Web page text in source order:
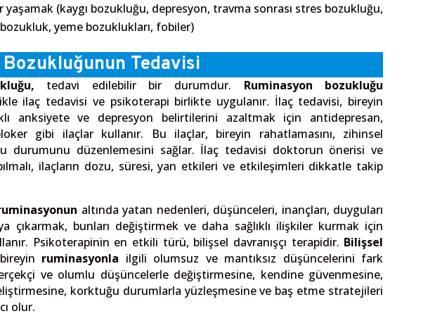
yaşamak (kaygı bozukluğu, depresyon, travma sonrası stres bozukluğu,
yeme bozuklukları, fobiler)
Tedavisi
tedavi edilebilir bir durumdur. Ruminasyon bozukluğu
ilaç tedavisi ve psikoterapi birlikte uygulanır. İlaç tedavisi, bireyin
anksiyete ve depresyon belirtilerini azaltmak için antidepresan,
gibi ilaçlar kullanır. Bu ilaçlar, bireyin rahatlamasını, zihinsel
durumunu düzenlemesini sağlar. İlaç tedavisi doktorun önerisi ve
ilaçların dozu, süresi, yan etkileri ve etkileşimleri dikkatle takip
altında yatan nedenleri, düşünceleri, inançları, duyguları
çıkarmak, bunları değiştirmek ve daha sağlıklı ilişkiler kurmak için
Psikoterapinin en etkili türü, bilişsel davranışçı terapidir. Bilişsel
ruminasyonla ilgili olumsuz ve mantıksız düşüncelerini fark
ve olumlu düşüncelerle değiştirmesine, kendine güvenmesine,
korktuğu durumlarla yüzleşmesine ve baş etme stratejileri
olur.